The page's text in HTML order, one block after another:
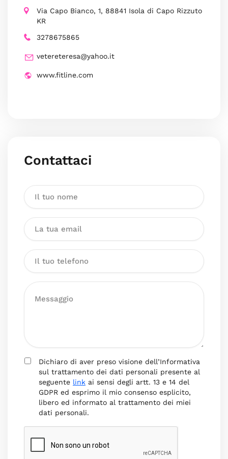
Via Capo Bianco, 1, 88841 Isola di Capo Rizzuto
KR
3278675865
vetereteresa@yahoo.it
www.fitline.com
Contattaci
Dichiaro di aver preso visione dell’Informativa
sul trattamento dei dati personali presente al
seguente link ai sensi degli artt. 13 e 14 del
GDPR ed esprimo il mio consenso esplicito,
libero ed informato al trattamento dei miei
dati personali.